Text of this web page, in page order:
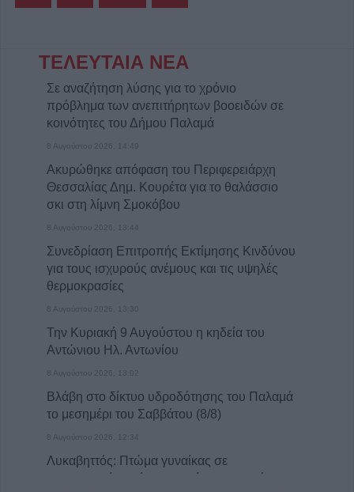
ΤΕΛΕΥΤΑΙΑ ΝΕΑ
Σε αναζήτηση λύσης για το χρόνιο
πρόβλημα των ανεπιτήρητων βοοειδών σε
κοινότητες του Δήμου Παλαμά
8 Αυγούστου 2026, 14:49
Ακυρώθηκε απόφαση του Περιφερειάρχη
Θεσσαλίας Δημ. Κουρέτα για το θαλάσσιο
σκι στη λίμνη Σμοκόβου
8 Αυγούστου 2026, 13:44
Συνεδρίαση Επιτροπής Εκτίμησης Κινδύνου
για τους ισχυρούς ανέμους και τις υψηλές
θερμοκρασίες
8 Αυγούστου 2026, 13:30
Την Κυριακή 9 Αυγούστου η κηδεία του
Αντώνιου Ηλ. Αντωνίου
8 Αυγούστου 2026, 13:02
Βλάβη στο δίκτυο υδροδότησης του Παλαμά
το μεσημέρι του Σαββάτου (8/8)
8 Αυγούστου 2026, 12:34
Λυκαβηττός: Πτώμα γυναίκας σε
προχωρημένη σήψη εντοπίστηκε κοντά